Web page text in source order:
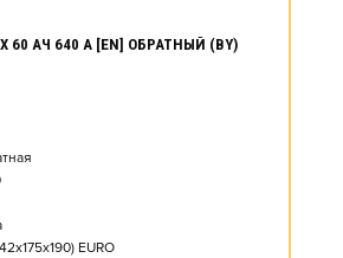
60 АЧ 640 А [EN] ОБРАТНЫЙ (BY)
EURO